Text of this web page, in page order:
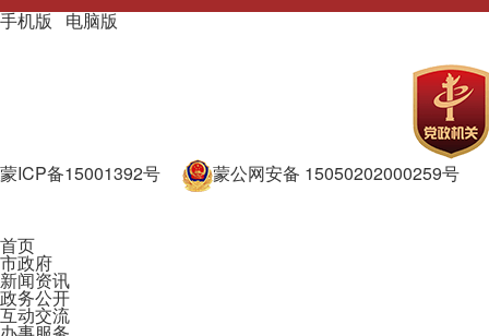
手机版|电脑版
主办单位：通辽市人民政府主办
蒙ICP备15001392号
蒙公网安备 15050202000259号
政府网站标识码：1505000002
首页
市政府
新闻资讯
政务公开
互动交流